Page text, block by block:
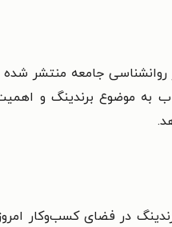
جامعه منتشر شده
به موضوع برندینگ و
در فضای کسب‌وکار